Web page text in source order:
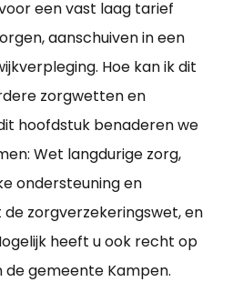
een vast laag tarief
aanschuiven in een
Hoe kan ik dit
zorgwetten en
hoofdstuk benaderen we
Wet langdurige zorg,
ondersteuning en
zorgverzekeringswet, en
heeft u ook recht op
de gemeente Kampen.